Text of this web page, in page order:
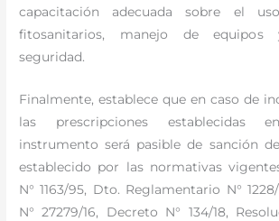
capacitación adecuada sobre el
fitosanitarios, manejo de
seguridad.
Finalmente, establece que en caso de
las prescripciones establecidas
instrumento será pasible de sanción
establecido por las normativas
N° 1163/95, Dto. Reglamentario N°
N° 27279/16, Decreto N° 134/18,